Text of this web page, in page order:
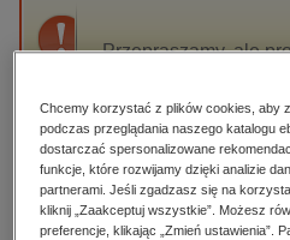
darmowe wydania
edukacja
hobby, sport, rozrywka
komputery, internet,
Przepraszamy, ale
High-contrast mode
Polecane
Chcemy korzystać z plików cookies, aby
podczas przeglądania naszego katalogu
dostarczać spersonalizowane
funkcje, które rozwijamy dzięki analizie
partnerami. Jeśli zgadzasz się na
kliknij „Zaakceptuj wszystkie”. Możesz
preferencje, klikając „Zmień ustawienia”.